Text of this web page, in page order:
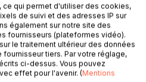
:
a du sens pour vous ;
recherchées, sans
ce qui permet d'utiliser des cookies,
de suivi et des adresses IP sur
également sur notre site des
fournisseurs (plateformes vidéo).
le traitement ultérieur des données
fournisseur tiers. Par votre réglage,
ci-dessus. Vous pouvez
effet pour l'avenir. (Mentions